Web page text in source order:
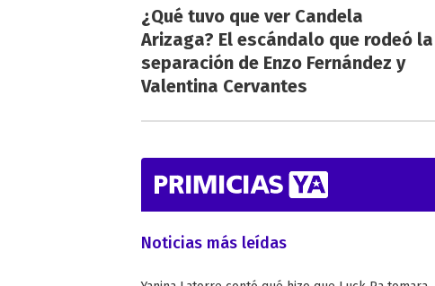
¿Qué tuvo que ver Candela
Arizaga? El escándalo que rodeó la
separación de Enzo Fernández y
Valentina Cervantes
Noticias más leídas